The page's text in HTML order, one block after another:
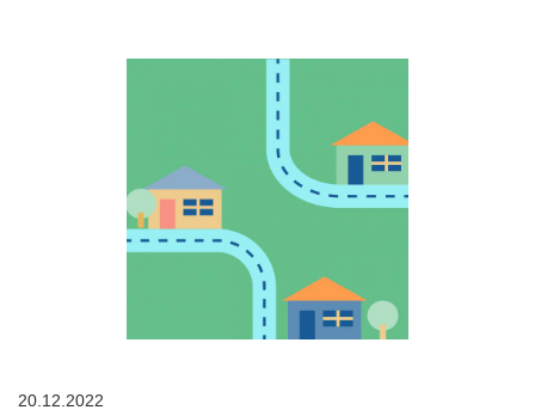
20.12.2022